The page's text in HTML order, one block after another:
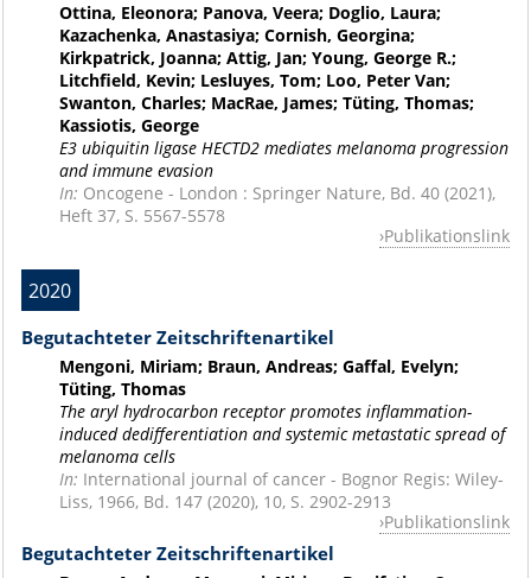
Ottina, Eleonora; Panova, Veera; Doglio, Laura;
Kazachenka, Anastasiya; Cornish, Georgina;
Kirkpatrick, Joanna; Attig, Jan; Young, George R.;
Litchfield, Kevin; Lesluyes, Tom; Loo, Peter Van;
Swanton, Charles; MacRae, James; Tüting, Thomas;
Kassiotis, George
E3 ubiquitin ligase HECTD2 mediates melanoma progression
and immune evasion
In: Oncogene - London : Springer Nature, Bd. 40 (2021),
Heft 37, S. 5567-5578
Publikationslink
2020
Begutachteter Zeitschriftenartikel
Mengoni, Miriam; Braun, Andreas; Gaffal, Evelyn;
Tüting, Thomas
The aryl hydrocarbon receptor promotes inflammation-
induced dedifferentiation and systemic metastatic spread of
melanoma cells
In: International journal of cancer - Bognor Regis: Wiley-
Liss, 1966, Bd. 147 (2020), 10, S. 2902-2913
Publikationslink
Begutachteter Zeitschriftenartikel